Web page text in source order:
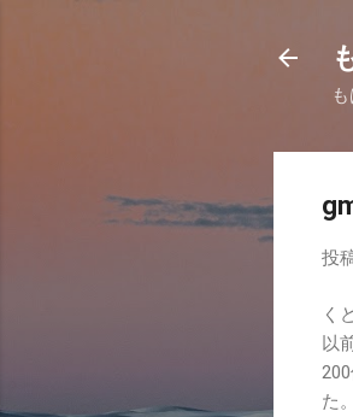
投
く
以
た。